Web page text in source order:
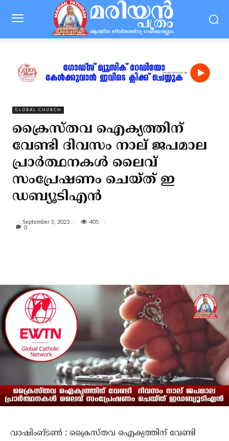
GLOBAL CHURCH
ക്രൈസ്തവ ഐക്യത്തിന്
വേണ്ടി ദിവസം നാല് ജപമാല
പ്രാര്‍ത്ഥനകള്‍ ലൈവ്
സംപ്രേഷണം ചെയ്ത് ഇ
ഡബ്യൂടിഎന്‍
September 5, 2023
405
0
വാഷിംങ്ടണ്‍ : ക്രൈസ്തവ ഐക്യത്തിന് വേണ്ടി